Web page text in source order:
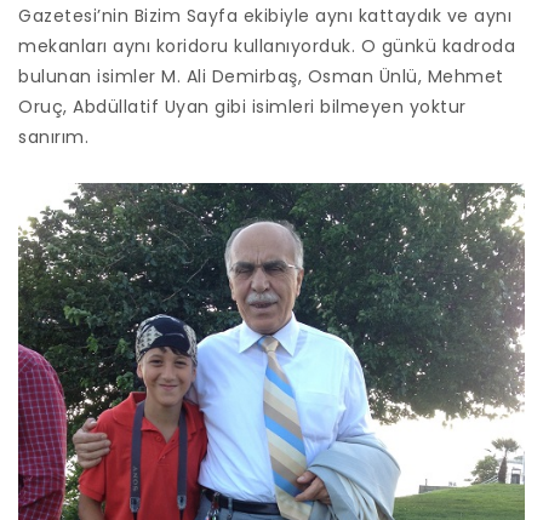
Gazetesi’nin Bizim Sayfa ekibiyle aynı kattaydık ve aynı
mekanları aynı koridoru kullanıyorduk. O günkü kadroda
bulunan isimler M. Ali Demirbaş, Osman Ünlü, Mehmet
Oruç, Abdüllatif Uyan gibi isimleri bilmeyen yoktur
sanırım.